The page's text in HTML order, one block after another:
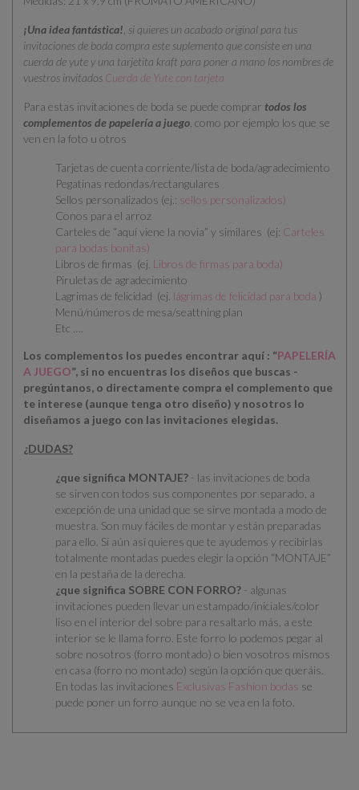
¡Una idea fantástica! si quieres un acabado original para tus
invitaciones de boda compra este suplemento que consiste en una
cuerda de yute y una tarjetita kraft para poner a mano los nombres de
vuestros invitados Cuerda de Yute con tarjeta
Para estas invitaciones de boda se puede comprar todos los
complementos de papelería a juego , como por ejemplo los que se
ven en la foto u otros
Tarjetas de cuenta corriente/lista de boda/agradecimiento
Pegatinas redondas/rectangulares
Sellos personalizados (ej.: sellos personalizados)
Conos para el arroz
Carteles de “aquí viene la novia” y similares (ej: Carteles
para bodas bonitas)
Libros de firmas (ej. Libros de firmas para boda)
Piruletas de agradecimiento
Lagrimas de felicidad (ej. lágrimas de felicidad para boda )
Menú/números de mesa/seattning plan
Etc ….
Los complementos los puedes encontrar aquí : “PAPELERÍA
A JUEGO”, si no encuentras los diseños que buscas -
pregúntanos, o directamente compra el complemento que
te interese (aunque tenga otro diseño) y nosotros lo
diseñamos a juego con las invitaciones elegidas.
¿DUDAS?
¿que significa MONTAJE? - las invitaciones de boda
se sirven con todos sus componentes por separado , a
excepción de una unidad que se sirve montada a modo de
muestra. Son muy fáciles de montar y están preparadas
para ello. Si aún así quieres que te ayudemos y recibirlas
totalmente montadas puedes elegir la opción “MONTAJE”
en la pestaña de la derecha.
¿que significa SOBRE CON FORRO? - algunas
invitaciones pueden llevar un estampado/iniciales/color
liso en el interior del sobre para resaltarlo más, a este
interior se le llama forro. Este forro lo podemos pegar al
sobre nosotros (forro montado) o bien vosotros mismos
en casa (forro no montado) según la opción que queráis.
En todas las invitaciones Exclusivas Fashion bodas se
puede poner un forro aunque no se vea en la foto.